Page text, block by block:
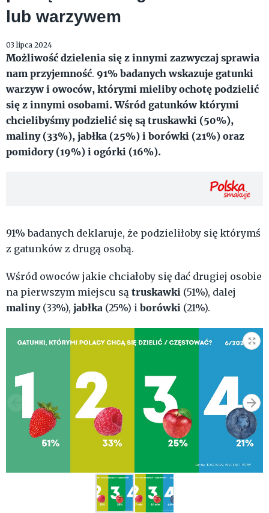
lub warzywem
03 lipca 2024
Możliwość dzielenia się z innymi zazwyczaj sprawia
nam przyjemność. 91% badanych wskazuje gatunki
warzyw i owoców, którymi mieliby ochotę podzielić
się z innymi osobami. Wśród gatunków którymi
chcielibyśmy podzielić się są truskawki (50%),
maliny (33%), jabłka (25%) i borówki (21%) oraz
pomidory (19%) i ogórki (16%).
91% badanych deklaruje, że podzieliłoby się którymś
z gatunków z drugą osobą.
Wśród owoców jakie chciałoby się dać drugiej osobie
na pierwszym miejscu są truskawki (51%), dalej
maliny (33%), jabłka (25%) i borówki (21%).